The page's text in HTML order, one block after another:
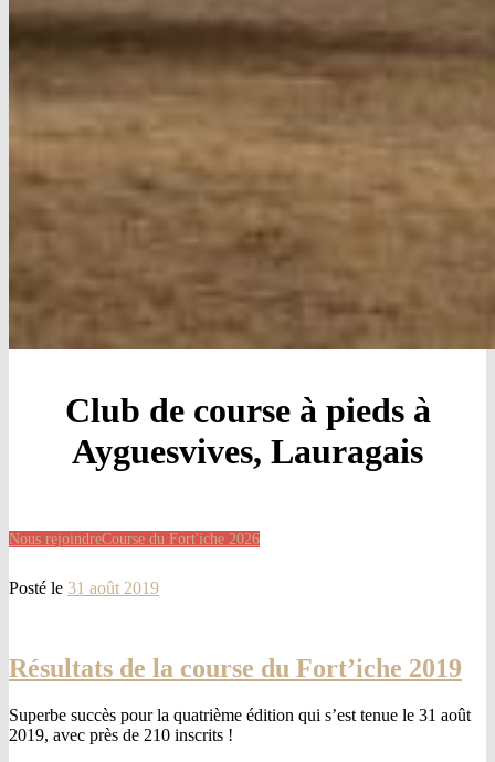
Club de course à pieds à
Ayguesvives, Lauragais
Nous rejoindreCourse du Fort'iche 2026
Posté le 31 août 2019
Résultats de la course du Fort’iche 2019
Superbe succès pour la quatrième édition qui s’est tenue le 31 août
2019, avec près de 210 inscrits !